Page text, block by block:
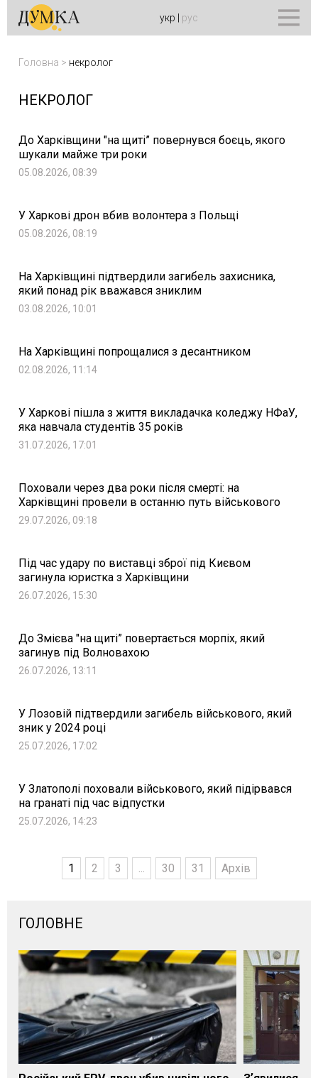
укр рус
Головна > некролог
НЕКРОЛОГ
До Харківщини "на щиті” повернувся боєць, якого
шукали майже три роки
05.08.2026, 08:39
У Харкові дрон вбив волонтера з Польщі
05.08.2026, 08:19
На Харківщині підтвердили загибель захисника,
який понад рік вважався зниклим
03.08.2026, 10:01
На Харківщині попрощалися з десантником
02.08.2026, 11:14
У Харкові пішла з життя викладачка коледжу НФаУ,
яка навчала студентів 35 років
31.07.2026, 17:01
Поховали через два роки після смерті: на
Харківщині провели в останню путь військового
29.07.2026, 09:18
Під час удару по виставці зброї під Києвом
загинула юристка з Харківщини
26.07.2026, 15:30
До Змієва "на щиті” повертається морпіх, який
загинув під Волновахою
26.07.2026, 13:11
У Лозовій підтвердили загибель військового, який
зник у 2024 році
25.07.2026, 17:02
У Златополі поховали військового, який підірвався
на гранаті під час відпустки
25.07.2026, 14:23
1 2 3 ... 30 31 Архів
ГОЛОВНЕ